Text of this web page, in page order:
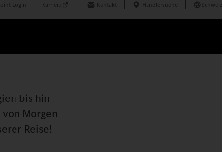
Login Karriere Kontakt Händlersuche Schweiz
bis hin
Morgen
Reise!